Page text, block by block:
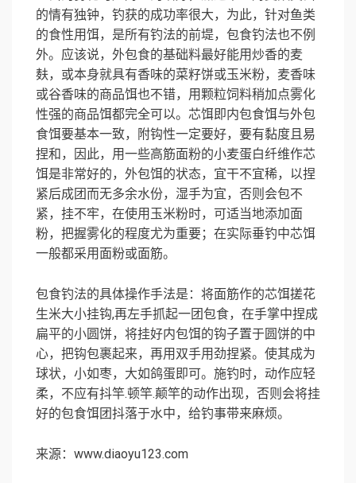
的情有独钟，钓获的成功率很大，为此，针对鱼类
的食性用饵，是所有钓法的前堤，包食钓法也不例
外。应该说，外包食的基础料最好能用炒香的麦
麸，或本身就具有香味的菜籽饼或玉米粉，麦香味
或谷香味的商品饵也不错，用颗粒饲料稍加点雾化
性强的商品饵都完全可以。芯饵即内包食饵与外包
食饵要基本一致，附钩性一定要好，要有黏度且易
捏和，因此，用一些高筋面粉的小麦蛋白纤维作芯
饵是非常好的，外包饵的状态，宜干不宜稀，以捏
紧后成团而无多余水份，湿手为宜，否则会包不
紧，挂不牢，在使用玉米粉时，可适当地添加面
粉，把握雾化的程度尤为重要；在实际垂钓中芯饵
一般都采用面粉或面筋。
包食钓法的具体操作手法是：将面筋作的芯饵搓花
生米大小挂钩,再左手抓起一团包食，在手掌中捏成
扁平的小圆饼，将挂好内包饵的钩子置于圆饼的中
心，把钩包裹起来，再用双手用劲捏紧。使其成为
球状，小如枣，大如鸽蛋即可。施钓时，动作应轻
柔，不应有抖竿.顿竿.颠竿的动作出现，否则会将挂
好的包食饵团抖落于水中，给钓事带来麻烦。
来源：www.diaoyu123.com